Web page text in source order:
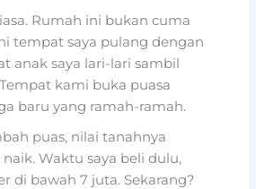
Rumah ini bukan cuma
tempat saya pulang dengan
anak saya lari-lari sambil
kami buka puasa
baru yang ramah-ramah.
puas, nilai tanahnya
Waktu saya beli dulu,
di bawah 7 juta. Sekarang?